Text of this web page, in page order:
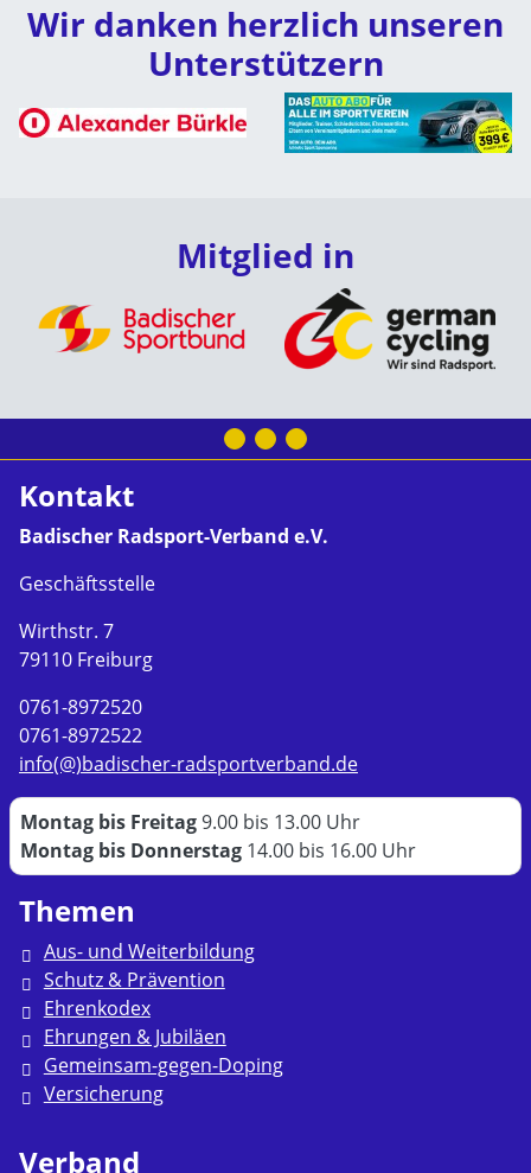
Wir danken herzlich unseren
Unterstützern
Mitglied in
Kontakt
Badischer Radsport-Verband e.V.
Geschäftsstelle
Wirthstr. 7
79110 Freiburg
0761-8972520
0761-8972522
info(@)badischer-radsportverband.de
Montag bis Freitag9.00 bis 13.00 Uhr
Montag bis Donnerstag 14.00 bis 16.00 Uhr
Themen
Aus- und Weiterbildung
Schutz & Prävention
Ehrenkodex
Ehrungen & Jubiläen
Gemeinsam-gegen-Doping
Versicherung
Verband